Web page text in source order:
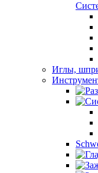
Иглы,